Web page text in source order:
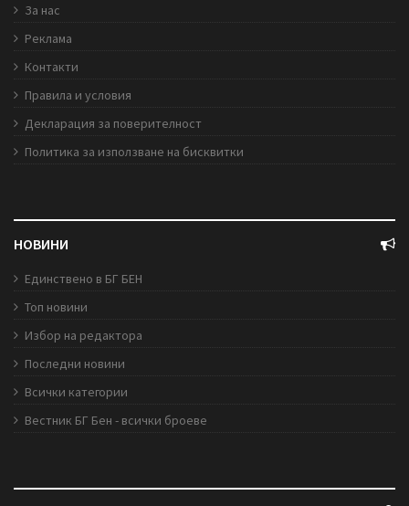
За нас
Реклама
Контакти
Правила и условия
Декларация за поверителност
Политика за използване на бисквитки
НОВИНИ
Единствено в БГ БЕН
Топ новини
Избор на редактора
Последни новини
Всички категории
Вестник БГ Бен - всички броеве